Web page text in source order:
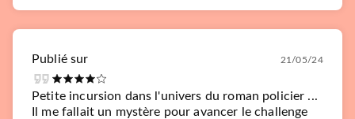
Publié sur 21/05/24
Petite incursion dans l'univers du roman policier ...
Il me fallait un mystère pour avancer le challenge